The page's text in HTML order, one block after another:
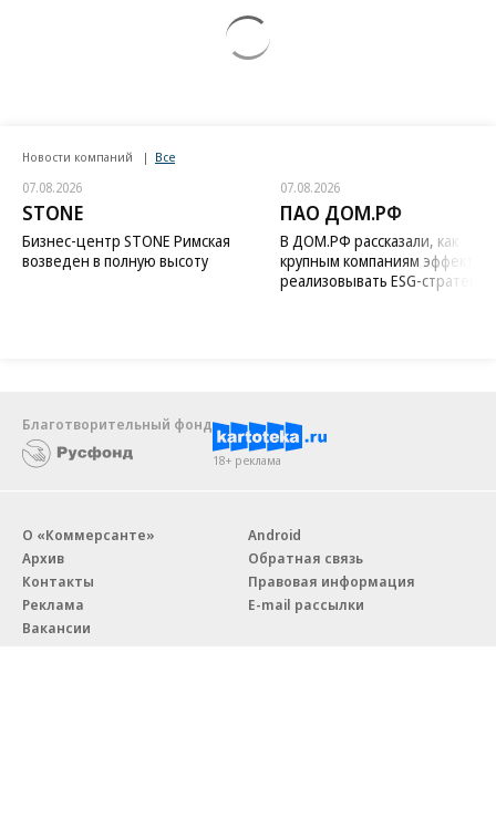
Новости компаний Все
07.08.2026
STONE
Бизнес-центр STONE Римская
возведен в полную высоту
07.08.2026
ПАО ДОМ.РФ
В ДОМ.РФ рассказали, как
крупным компаниям
реализовывать ESG-стратегию
Благотворительный фонд
18+ реклама
О «Коммерсанте»
Архив
Контакты
Реклама
Вакансии
Android
Обратная связь
Правовая информация
E-mail рассылки